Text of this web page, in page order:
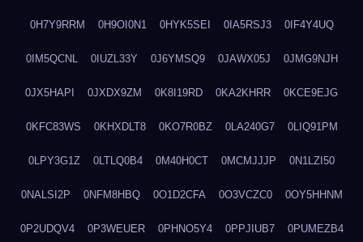
0H7Y9RRM 0H9OI0N1 0HYK5SEI 0IA5RSJ3 0IF4Y4UQ
0IM5QCNL 0IUZL33Y 0J6YMSQ9 0JAWX05J 0JMG9NJH
0JX5HAPI 0JXDX9ZM 0K8I19RD 0KA2KHRR 0KCE9EJG
0KFC83WS 0KHXDLT8 0KO7R0BZ 0LA240G7 0LIQ91PM
0LPY3G1Z 0LTLQ0B4 0M40H0CT 0MCMJJJP 0N1LZI50
0NALSI2P 0NFM8HBQ 0O1D2CFA 0O3VCZC0 0OY5HHNM
0P2UDQV4 0P3WEUER 0PHNO5Y4 0PPJIUB7 0PUMEZB4